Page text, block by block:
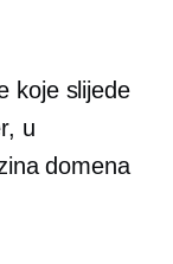
koje slijede
u
domena